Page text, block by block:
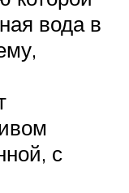
вода в
с